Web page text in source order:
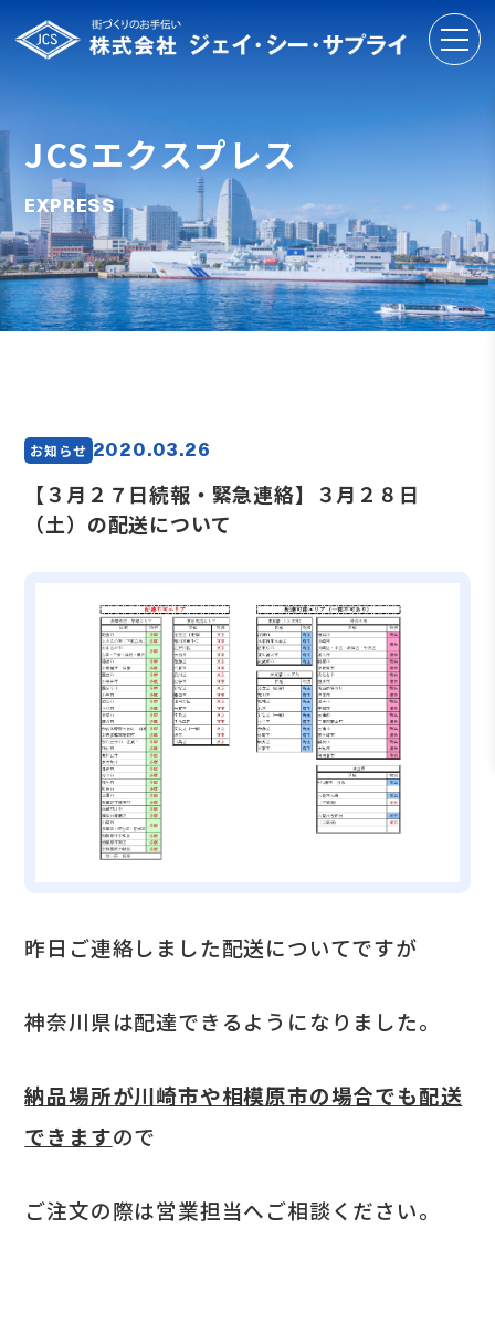
JCSエクスプレス
EXPRESS
お知らせ 2020.03.26
【３月２７日続報・緊急連絡】３月２８日
（土）の配送について
昨日ご連絡しました配送についてですが
神奈川県は配達できるようになりました。
納品場所が川崎市や相模原市の場合でも配送
できますので
ご注文の際は営業担当へご相談ください。